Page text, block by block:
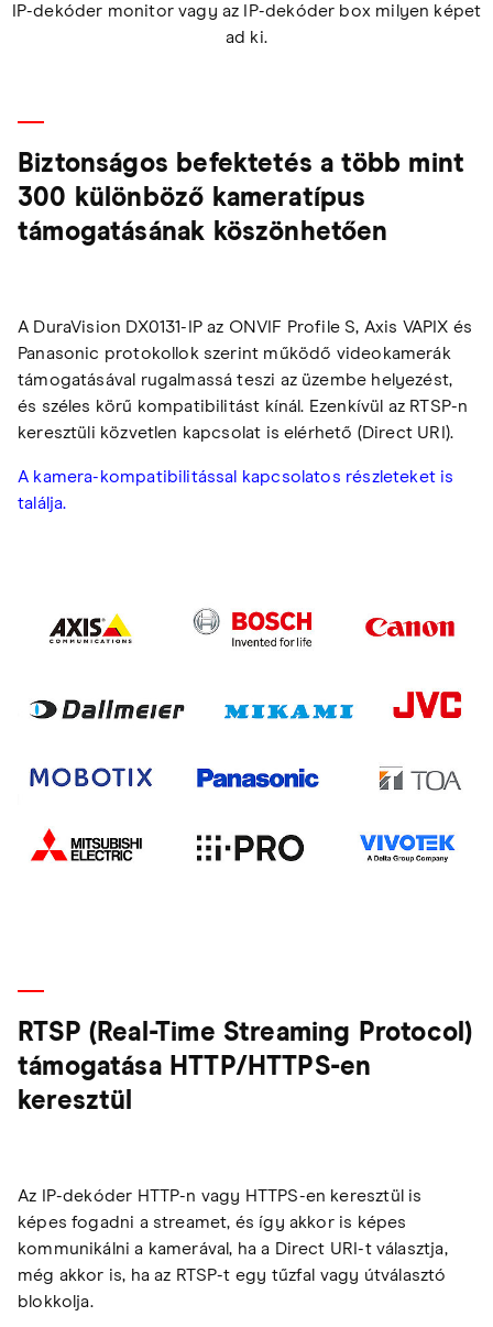
IP-dekóder monitor vagy az IP-dekóder box milyen képet
ad ki.
Biztonságos befektetés a több mint
300 különböző kameratípus
támogatásának köszönhetően
A DuraVision DX0131-IP az ONVIF Profile S, Axis VAPIX és
Panasonic protokollok szerint működő videokamerák
támogatásával rugalmassá teszi az üzembe helyezést,
és széles körű kompatibilitást kínál. Ezenkívül az RTSP-n
keresztüli közvetlen kapcsolat is elérhető (Direct URI).
A kamera-kompatibilitással kapcsolatos részleteket is
találja.
RTSP (Real-Time Streaming Protocol)
támogatása HTTP/HTTPS-en
keresztül
Az IP-dekóder HTTP-n vagy HTTPS-en keresztül is
képes fogadni a streamet, és így akkor is képes
kommunikálni a kamerával, ha a Direct URI-t választja,
még akkor is, ha az RTSP-t egy tűzfal vagy útválasztó
blokkolja.